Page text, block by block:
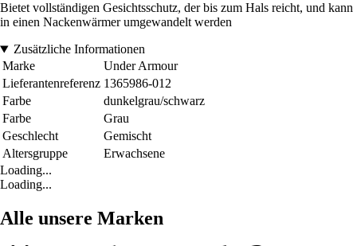
Bietet vollständigen Gesichtsschutz, der bis zum Hals reicht, und kann
in einen Nackenwärmer umgewandelt werden
Zusätzliche Informationen
Marke
Under Armour
Lieferantenreferenz 1365986-012
Farbe
dunkelgrau/schwarz
Farbe
Grau
Geschlecht
Gemischt
Altersgruppe
Erwachsene
Loading...
Loading...
Alle unsere Marken